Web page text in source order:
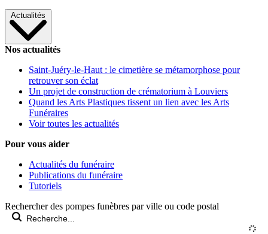
Actualités
Nos actualités
Saint-Juéry-le-Haut : le cimetière se métamorphose pour
retrouver son éclat
Un projet de construction de crématorium à Louviers
Quand les Arts Plastiques tissent un lien avec les Arts
Funéraires
Voir toutes les actualités
Pour vous aider
Actualités du funéraire
Publications du funéraire
Tutoriels
Rechercher des pompes funèbres par ville ou code postal